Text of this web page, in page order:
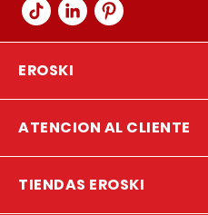
EROSKI
ATENCION AL CLIENTE
TIENDAS EROSKI